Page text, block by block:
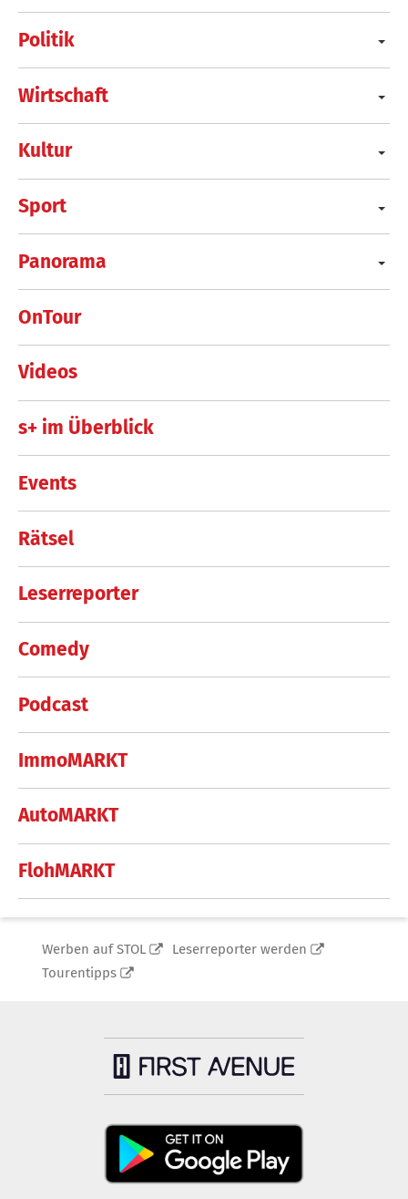
Politik
Wirtschaft
Kultur
Sport
Panorama
OnTour
Videos
s+ im Überblick
Events
Rätsel
Leserreporter
Comedy
Podcast
ImmoMARKT
AutoMARKT
FlohMARKT
Werben auf STOL
Leserreporter werden
Tourentipps